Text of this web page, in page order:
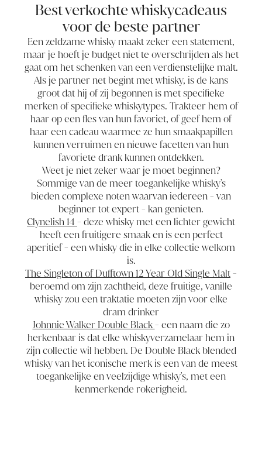
Best verkochte whiskycadeaus
voor de beste partner
Een zeldzame whisky maakt zeker een statement,
maar je hoeft je budget niet te overschrijden als het
gaat om het schenken van een verdienstelijke malt.
Als je partner net begint met whisky, is de kans
groot dat hij of zij begonnen is met specifieke
merken of specifieke whiskytypes. Trakteer hem of
haar op een fles van hun favoriet, of geef hem of
haar een cadeau waarmee ze hun smaakpapillen
kunnen verruimen en nieuwe facetten van hun
favoriete drank kunnen ontdekken.
Weet je niet zeker waar je moet beginnen?
Sommige van de meer toegankelijke whisky's
bieden complexe noten waarvan iedereen - van
beginner tot expert - kan genieten.
Clynelish 14 - deze whisky met een lichter gewicht
heeft een fruitigere smaak en is een perfect
aperitief - een whisky die in elke collectie welkom
is.
The Singleton of Dufftown 12 Year Old Single Malt-
beroemd om zijn zachtheid, deze fruitige, vanille
whisky zou een traktatie moeten zijn voor elke
dram drinker
Johnnie Walker Double Black- een naam die zo
herkenbaar is dat elke whiskyverzamelaar hem in
zijn collectie wil hebben. De Double Black blended
whisky van het iconische merk is een van de meest
toegankelijke en veelzijdige whisky's, met een
kenmerkende rokerigheid.